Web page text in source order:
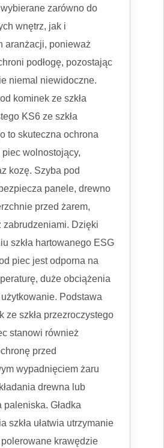
zarówno do
wnętrz, jak i
aranżacji, ponieważ
podłogę, pozostając
niemal niewidoczne.
kominek ze szkła
KS6 ze szkła
to skuteczna ochrona
piec wolnostojący,
kozę. Szyba pod
panele, drewno
przed żarem,
zabrudzeniami. Dzięki
szkła hartowanego ESG
piec jest odporna na
duże obciążenia
Podstawa
ze szkła przezroczystego
stanowi również
przed
wypadnięciem żaru
drewna lub
Gładka
szkła ułatwia utrzymanie
krawędzie